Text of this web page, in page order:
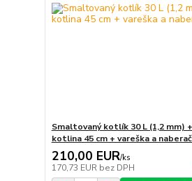
Smaltovaný kotlík 30 L (1,2 mm)
kotlina 45 cm + vareška a
210,00 EUR/ks
170,73 EUR bez DPH